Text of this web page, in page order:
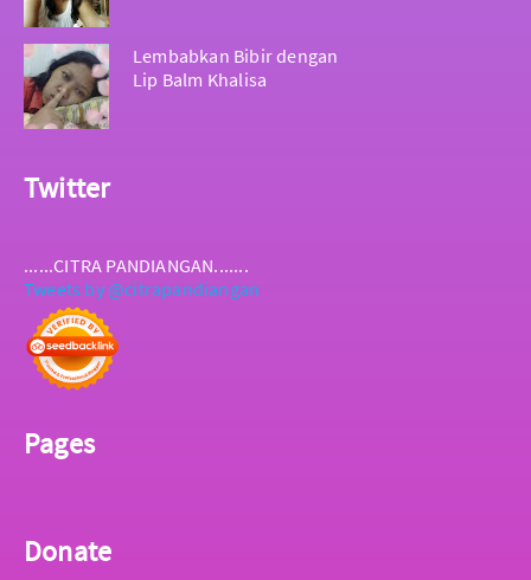
Lembabkan Bibir dengan
Lip Balm Khalisa
Twitter
......CITRA PANDIANGAN.......
Tweets by @citrapandiangan
Pages
Donate